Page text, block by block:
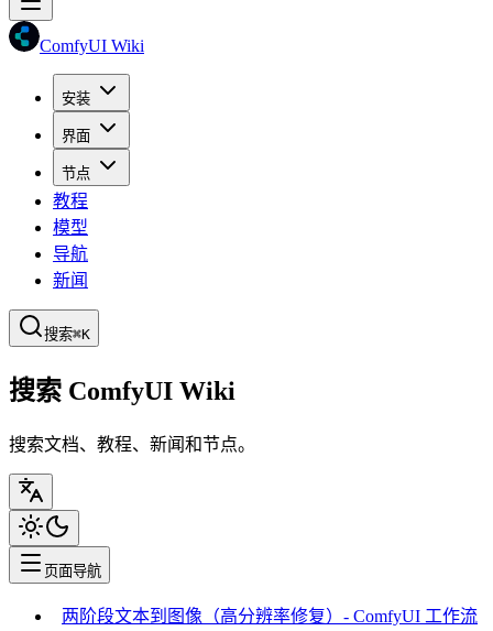
ComfyUI Wiki
安装
界面
节点
教程
模型
导航
新闻
搜索⌘K
搜索 ComfyUI Wiki
搜索文档、教程、新闻和节点。
页面导航
两阶段文本到图像（高分辨率修复）- ComfyUI 工作流